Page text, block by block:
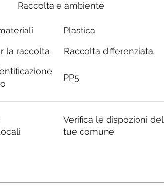
Raccolta e ambiente
la raccolta
Plastica
Raccolta differenziata
PP5
Verifica le dispozioni del
tue comune